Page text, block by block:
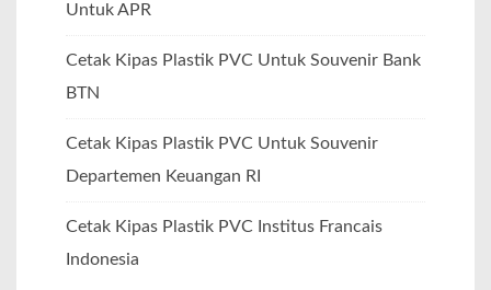
Untuk APR
Cetak Kipas Plastik PVC Untuk Souvenir Bank
BTN
Cetak Kipas Plastik PVC Untuk Souvenir
Departemen Keuangan RI
Cetak Kipas Plastik PVC Institus Francais
Indonesia